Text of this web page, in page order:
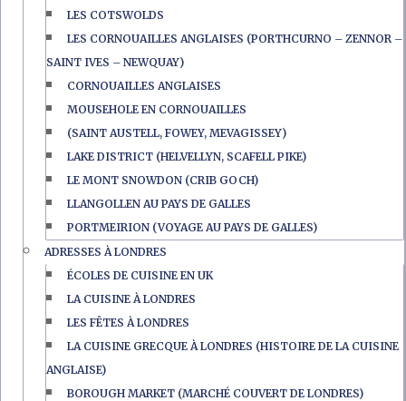
LES COTSWOLDS
LES CORNOUAILLES ANGLAISES (PORTHCURNO – ZENNOR –
SAINT IVES – NEWQUAY)
CORNOUAILLES ANGLAISES
MOUSEHOLE EN CORNOUAILLES
(SAINT AUSTELL, FOWEY, MEVAGISSEY)
LAKE DISTRICT (HELVELLYN, SCAFELL PIKE)
LE MONT SNOWDON (CRIB GOCH)
LLANGOLLEN AU PAYS DE GALLES
PORTMEIRION (VOYAGE AU PAYS DE GALLES)
ADRESSES À LONDRES
ÉCOLES DE CUISINE EN UK
LA CUISINE À LONDRES
LES FÊTES À LONDRES
LA CUISINE GRECQUE À LONDRES (HISTOIRE DE LA CUISINE
ANGLAISE)
BOROUGH MARKET (MARCHÉ COUVERT DE LONDRES)